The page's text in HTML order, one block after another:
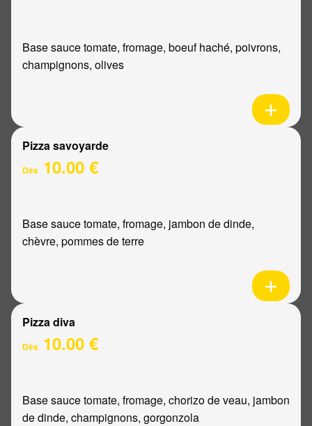
Base sauce tomate, fromage, boeuf haché, poivrons,
champignons, olives
Pizza savoyarde
Dès 10.00 €
Base sauce tomate, fromage, jambon de dinde,
chèvre, pommes de terre
Pizza diva
Dès 10.00 €
Base sauce tomate, fromage, chorizo de veau, jambon
de dinde, champignons, gorgonzola